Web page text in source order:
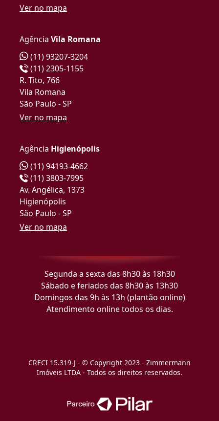
Ver no mapa
Agência Vila Romana
(11) 93207-3204
(11) 2305-1155
R. Tito, 766
Vila Romana
São Paulo - SP
Ver no mapa
Agência Higienópolis
(11) 94193-4662
(11) 3803-7995
Av. Angélica, 1373
Higienópolis
São Paulo - SP
Ver no mapa
Segunda a sexta das 8h30 às 18h30
Sábado e feriados das 8h30 às 13h30
Domingos das 9h às 13h (plantão online)
Atendimento online todos os dias.
CRECI 15.319-J - © Copyright 2023 - Zimmermann
Imóveis LTDA - Todos os direitos reservados.